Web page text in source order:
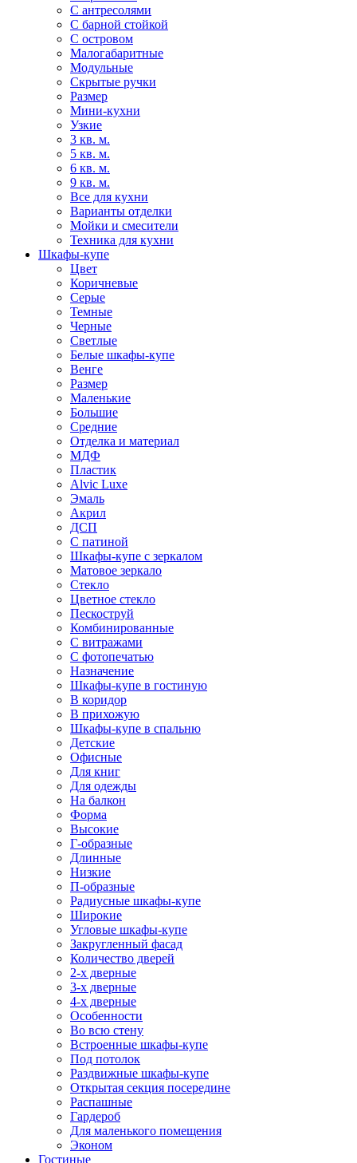
С антресолями
С барной стойкой
С островом
Малогабаритные
Модульные
Скрытые ручки
Размер
Мини-кухни
Узкие
3 кв. м.
5 кв. м.
6 кв. м.
9 кв. м.
Все для кухни
Варианты отделки
Мойки и смесители
Техника для кухни
Шкафы-купе
Цвет
Коричневые
Серые
Темные
Черные
Светлые
Белые шкафы-купе
Венге
Размер
Маленькие
Большие
Средние
Отделка и материал
МДФ
Пластик
Alvic Luxe
Эмаль
Акрил
ДСП
С патиной
Шкафы-купе с зеркалом
Матовое зеркало
Стекло
Цветное стекло
Пескоструй
Комбинированные
С витражами
С фотопечатью
Назначение
Шкафы-купе в гостиную
В коридор
В прихожую
Шкафы-купе в спальню
Детские
Офисные
Для книг
Для одежды
На балкон
Форма
Высокие
Г-образные
Длинные
Низкие
П-образные
Радиусные шкафы-купе
Широкие
Угловые шкафы-купе
Закругленный фасад
Количество дверей
2-х дверные
3-х дверные
4-х дверные
Особенности
Во всю стену
Встроенные шкафы-купе
Под потолок
Раздвижные шкафы-купе
Открытая секция посередине
Распашные
Гардероб
Для маленького помещения
Эконом
Гостиные